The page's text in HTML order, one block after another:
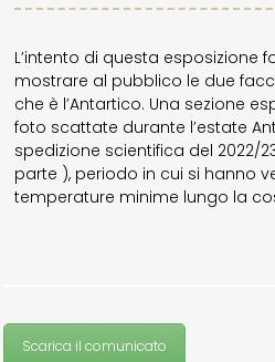
L’intento di questa esposizione
mostrare al pubblico le due
che è l’Antartico. Una sezione
foto scattate durante l’estate
spedizione scientifica del 2022/
parte ), periodo in cui si hanno
temperature minime lungo la
Scarica il comunicato